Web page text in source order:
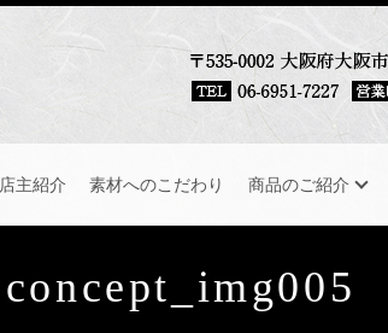
店主紹介 素材へのこだわり 商品のご紹介
concept_img005